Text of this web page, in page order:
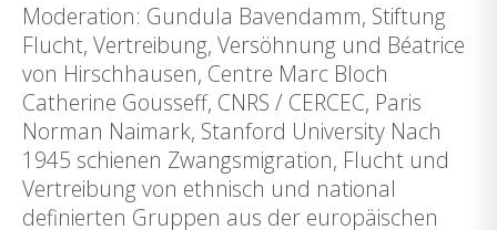
Moderation: Gundula Bavendamm, Stiftung
Flucht, Vertreibung, Versöhnung und Béatrice
von Hirschhausen, Centre Marc Bloch
Catherine Gousseff, CNRS / CERCEC, Paris
Norman Naimark, Stanford University Nach
1945 schienen Zwangsmigration, Flucht und
Vertreibung von ethnisch und national
definierten Gruppen aus der europäischen